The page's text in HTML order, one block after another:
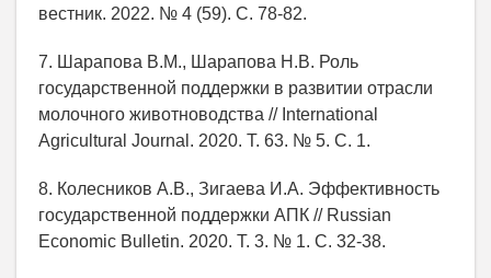
вестник. 2022. № 4 (59). С. 78-82.
7. Шарапова В.М., Шарапова Н.В. Роль
государственной поддержки в развитии отрасли
молочного животноводства // International
Agricultural Journal. 2020. Т. 63. № 5. С. 1.
8. Колесников А.В., Зигаева И.А. Эффективность
государственной поддержки АПК // Russian
Economic Bulletin. 2020. Т. 3. № 1. С. 32-38.